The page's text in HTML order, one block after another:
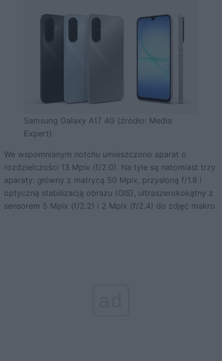
Samsung Galaxy A17 4G (źródło: Media
Expert)
We wspomnianym notchu umieszczono aparat o
rozdzielczości 13 Mpix (f/2.0). Na tyle są natomiast trzy
aparaty: główny z matrycą 50 Mpix, przysłoną f/1.8 i
optyczną stabilizacją obrazu (OIS), ultraszerokokątny z
sensorem 5 Mpix (f/2.2) i 2 Mpix (f/2.4) do zdjęć makro.